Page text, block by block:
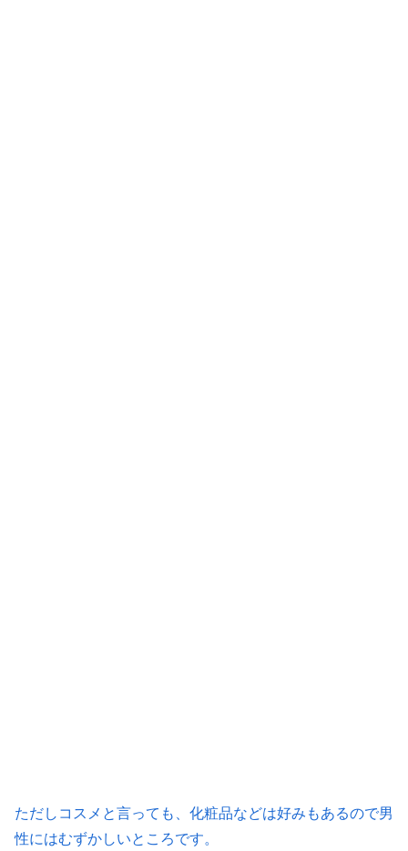
ただしコスメと言っても、化粧品などは好みもあるので男
性にはむずかしいところです。